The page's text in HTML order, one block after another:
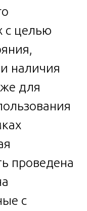
с целью
наличия
для
проведена
с